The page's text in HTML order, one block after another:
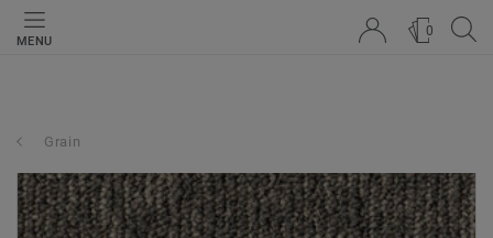
MENU
0
Grain